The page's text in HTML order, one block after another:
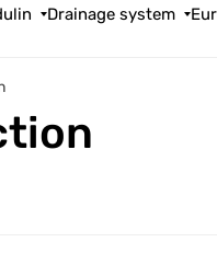
Drainage system